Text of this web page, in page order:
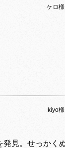
ケロ様
kiyo様
見。せっかく